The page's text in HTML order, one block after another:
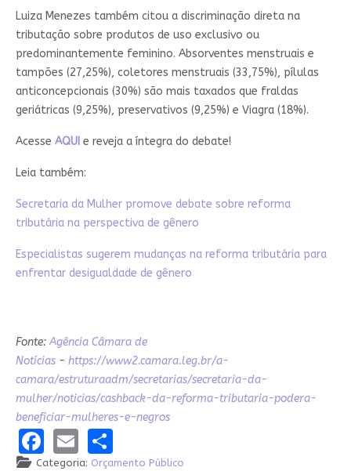
Luiza Menezes também citou a discriminação direta na
tributação sobre produtos de uso exclusivo ou
predominantemente feminino. Absorventes menstruais e
tampões (27,25%), coletores menstruais (33,75%), pílulas
anticoncepcionais (30%) são mais taxados que fraldas
geriátricas (9,25%), preservativos (9,25%) e Viagra (18%).
Acesse AQUI e reveja a íntegra do debate!
Leia também:
Secretaria da Mulher promove debate sobre reforma
tributária na perspectiva de gênero
Especialistas sugerem mudanças na reforma tributária para
enfrentar desigualdade de gênero
Fonte: Agência Câmara de
Notícias- https://www2.camara.leg.br/a-
camara/estruturaadm/secretarias/secretaria-da-
mulher/noticias/cashback-da-reforma-tributaria-podera-
beneficiar-mulheres-e-negros
Facebook
EmailShare
Categoria: Orçamento Público